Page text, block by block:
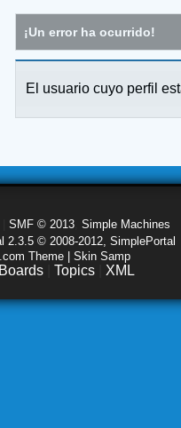
¡Un error ha ocurrido!
El usuario cuyo perfil
SMF © 2013 Simple Machines
2.3.5 © 2008-2012, SimplePortal
Theme | Skin Samp
Boards Topics XML